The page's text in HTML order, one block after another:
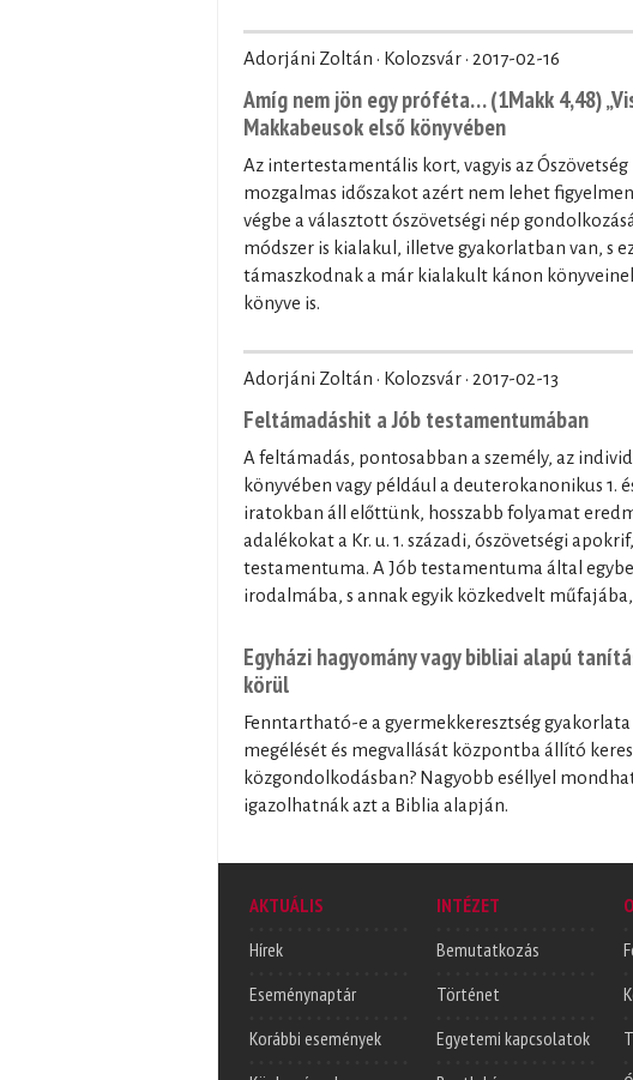
Adorjáni Zoltán · Kolozsvár · 2017-02-16
Amíg nem jön egy próféta… (1Makk 4,48)
Makkabeusok első könyvében
Az intertestamentális kort, vagyis az
mozgalmas időszakot azért nem lehet
végbe a választott ószövetségi nép
módszer is kialakul, illetve gyakorlatban van, s
támaszkodnak a már kialakult kánon
könyve is.
Adorjáni Zoltán · Kolozsvár · 2017-02-13
Feltámadáshit a Jób testamentumában
A feltámadás, pontosabban a személy, az
könyvében vagy például a deuterokanonikus 1.
iratokban áll előttünk, hosszabb folyamat
adalékokat a Kr. u. 1. századi, ószövetségi
testamentuma. A Jób testamentuma által
irodalmába, s annak egyik közkedvelt
Egyházi hagyomány vagy bibliai alapú
körül
Fenntartható-e a gyermekkeresztség
megélését és megvallását központba állító
közgondolkodásban? Nagyobb eséllyel
igazolhatnák azt a Biblia alapján.
AKTUÁLIS
Hírek
Eseménynaptár
Korábbi események
INTÉZET
Bemutatkozás
Történet
Egyetemi kapcsolatok